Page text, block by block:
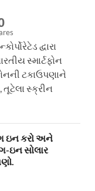
દ્વારા
સ્માર્ટફોન
ટકાઉપણાને
તૂટેલા સ્ક્રીન
ઇન કરો અને
ઇન સોલાર